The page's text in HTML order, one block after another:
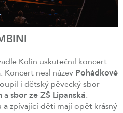
Kolín uskutečnil koncert
Koncert nesl název Pohádkové
i dětský pěvecký sbor
asbor ze ZŠ Lipanská.
a zpívající děti mají opět krásný